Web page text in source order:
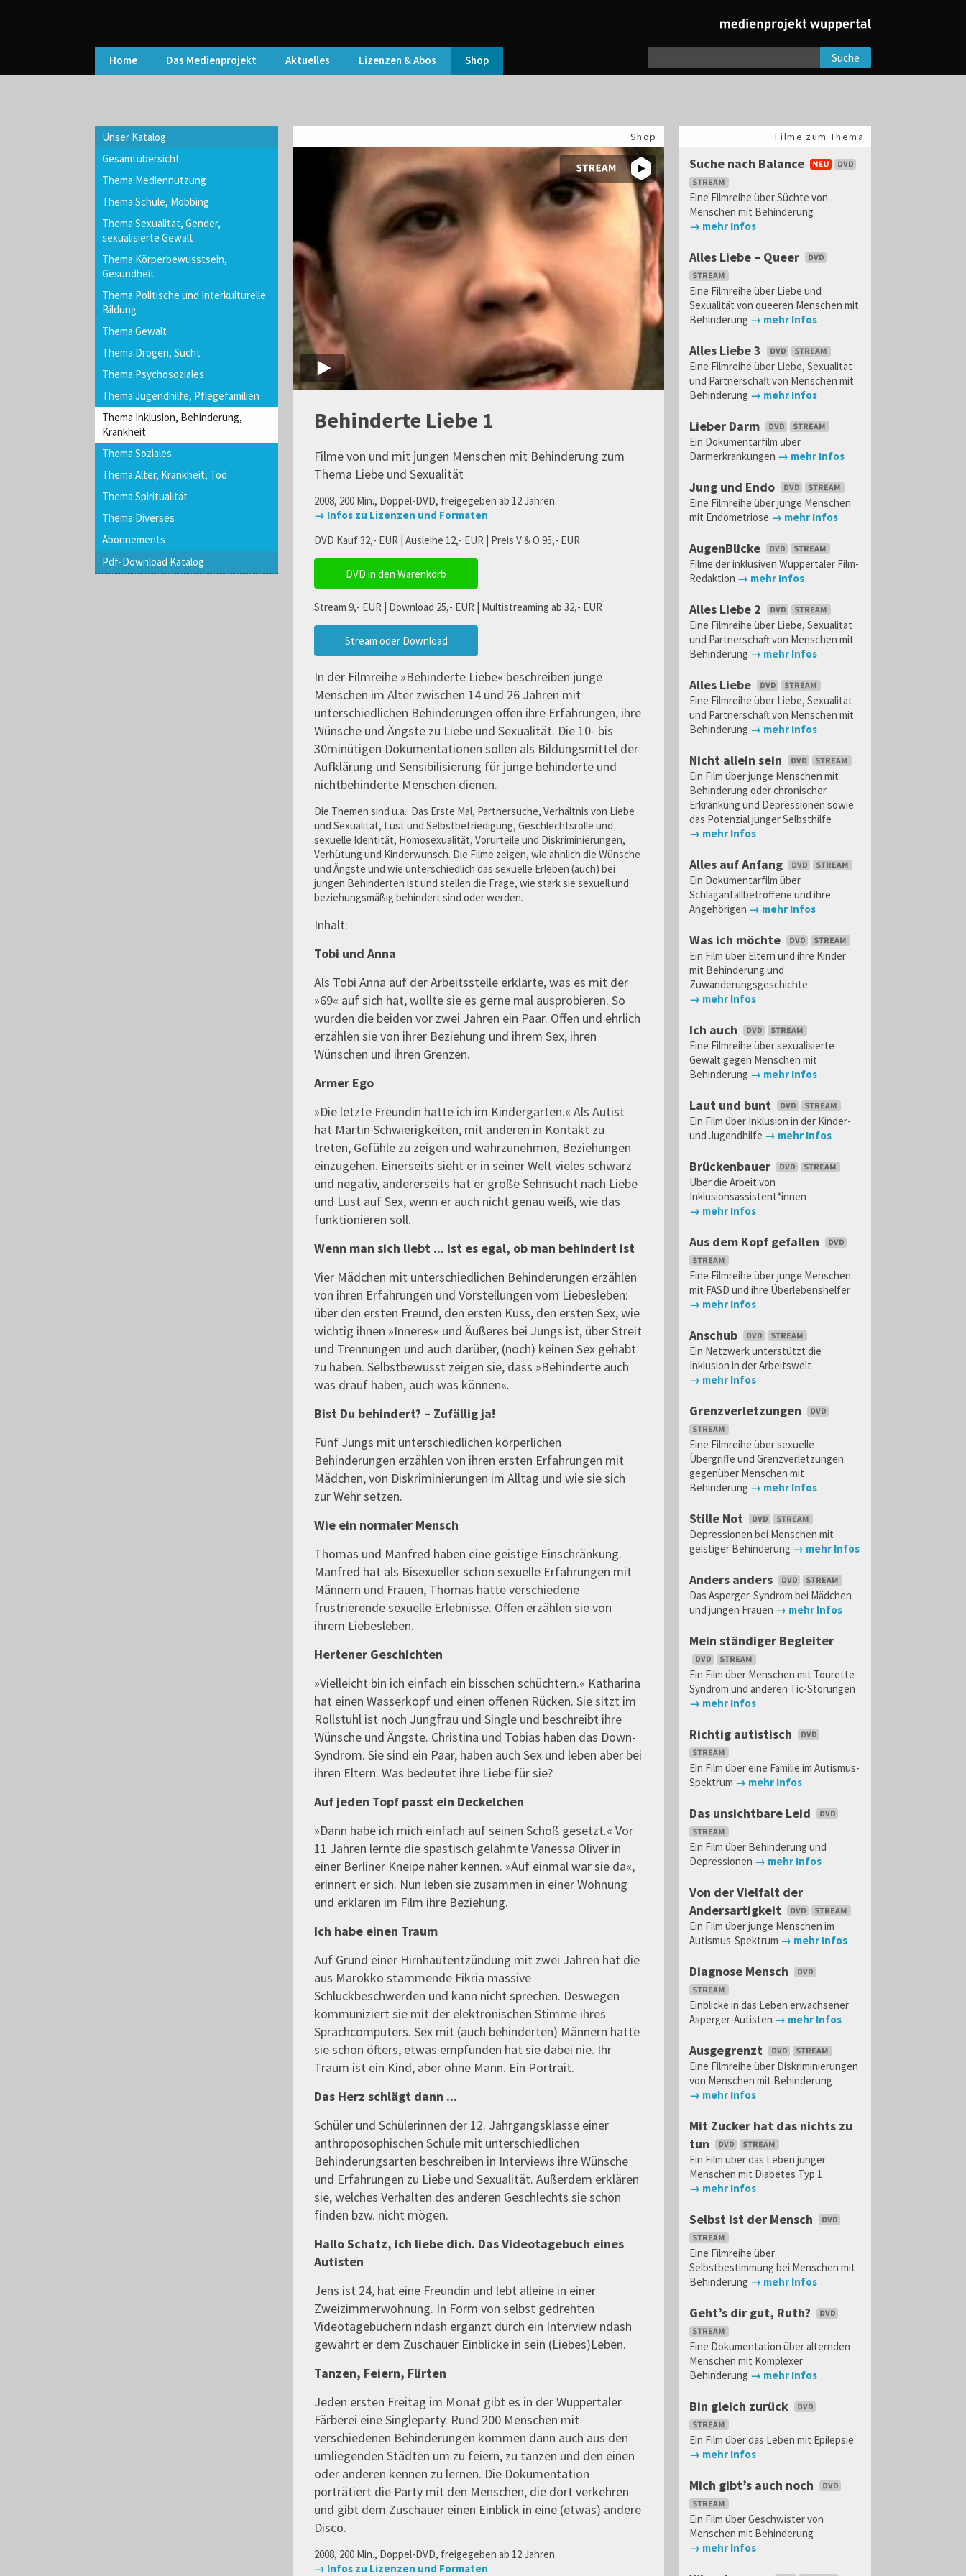
Home Das Medienprojekt Aktuelles Lizenzen & Abos Shop Suche
Shop
Behinderte Liebe 1
Filme von und mit jungen Menschen mit Behinderung zum
Thema Liebe und Sexualität
2008, 200 Min., Doppel-DVD, freigegeben ab 12 Jahren.
→ Infos zu Lizenzen und Formaten
DVD Kauf 32,- EUR | Ausleihe 12,- EUR | Preis V & Ö 95,- EUR
DVD in den Warenkorb
Stream 9,- EUR | Download 25,- EUR | Multistreaming ab 32,- EUR
Stream oder Download
In der Filmreihe »Behinderte Liebe« beschreiben junge
Menschen im Alter zwischen 14 und 26 Jahren mit
unterschiedlichen Behinderungen offen ihre Erfahrungen, ihre
Wünsche und Ängste zu Liebe und Sexualität. Die 10- bis
30minütigen Dokumentationen sollen als Bildungsmittel der
Aufklärung und Sensibilisierung für junge behinderte und
nichtbehinderte Menschen dienen.
Die Themen sind u.a.: Das Erste Mal, Partnersuche, Verhältnis von Liebe
und Sexualität, Lust und Selbstbefriedigung, Geschlechtsrolle und
sexuelle Identität, Homosexualität, Vorurteile und Diskriminierungen,
Verhütung und Kinderwunsch. Die Filme zeigen, wie ähnlich die Wünsche
und Ängste und wie unterschiedlich das sexuelle Erleben (auch) bei
jungen Behinderten ist und stellen die Frage, wie stark sie sexuell und
beziehungsmäßig behindert sind oder werden.
Inhalt:
Tobi und Anna
Als Tobi Anna auf der Arbeitsstelle erklärte, was es mit der
»69« auf sich hat, wollte sie es gerne mal ausprobieren. So
wurden die beiden vor zwei Jahren ein Paar. Offen und ehrlich
erzählen sie von ihrer Beziehung und ihrem Sex, ihren
Wünschen und ihren Grenzen.
Armer Ego
»Die letzte Freundin hatte ich im Kindergarten.« Als Autist
hat Martin Schwierigkeiten, mit anderen in Kontakt zu
treten, Gefühle zu zeigen und wahrzunehmen, Beziehungen
einzugehen. Einerseits sieht er in seiner Welt vieles schwarz
und negativ, andererseits hat er große Sehnsucht nach Liebe
und Lust auf Sex, wenn er auch nicht genau weiß, wie das
funktionieren soll.
Wenn man sich liebt ... ist es egal, ob man behindert ist
Vier Mädchen mit unterschiedlichen Behinderungen erzählen
von ihren Erfahrungen und Vorstellungen vom Liebesleben:
über den ersten Freund, den ersten Kuss, den ersten Sex, wie
wichtig ihnen »Inneres« und Äußeres bei Jungs ist, über Streit
und Trennungen und auch darüber, (noch) keinen Sex gehabt
zu haben. Selbstbewusst zeigen sie, dass »Behinderte auch
was drauf haben, auch was können«.
Bist Du behindert? – Zufällig ja!
Fünf Jungs mit unterschiedlichen körperlichen
Behinderungen erzählen von ihren ersten Erfahrungen mit
Mädchen, von Diskriminierungen im Alltag und wie sie sich
zur Wehr setzen.
Wie ein normaler Mensch
Thomas und Manfred haben eine geistige Einschränkung.
Manfred hat als Bisexueller schon sexuelle Erfahrungen mit
Männern und Frauen, Thomas hatte verschiedene
frustrierende sexuelle Erlebnisse. Offen erzählen sie von
ihrem Liebesleben.
Hertener Geschichten
»Vielleicht bin ich einfach ein bisschen schüchtern.« Katharina
hat einen Wasserkopf und einen offenen Rücken. Sie sitzt im
Rollstuhl ist noch Jungfrau und Single und beschreibt ihre
Wünsche und Ängste. Christina und Tobias haben das Down-
Syndrom. Sie sind ein Paar, haben auch Sex und leben aber bei
ihren Eltern. Was bedeutet ihre Liebe für sie?
Auf jeden Topf passt ein Deckelchen
»Dann habe ich mich einfach auf seinen Schoß gesetzt.« Vor
11 Jahren lernte die spastisch gelähmte Vanessa Oliver in
einer Berliner Kneipe näher kennen. »Auf einmal war sie da«,
erinnert er sich. Nun leben sie zusammen in einer Wohnung
und erklären im Film ihre Beziehung.
Ich habe einen Traum
Auf Grund einer Hirnhautentzündung mit zwei Jahren hat die
aus Marokko stammende Fikria massive
Schluckbeschwerden und kann nicht sprechen. Deswegen
kommuniziert sie mit der elektronischen Stimme ihres
Sprachcomputers. Sex mit (auch behinderten) Männern hatte
sie schon öfters, etwas empfunden hat sie dabei nie. Ihr
Traum ist ein Kind, aber ohne Mann. Ein Portrait.
Das Herz schlägt dann ...
Schüler und Schülerinnen der 12. Jahrgangsklasse einer
anthroposophischen Schule mit unterschiedlichen
Behinderungsarten beschreiben in Interviews ihre Wünsche
und Erfahrungen zu Liebe und Sexualität. Außerdem erklären
sie, welches Verhalten des anderen Geschlechts sie schön
finden bzw. nicht mögen.
Hallo Schatz, ich liebe dich. Das Videotagebuch eines
Autisten
Jens ist 24, hat eine Freundin und lebt alleine in einer
Zweizimmerwohnung. In Form von selbst gedrehten
Videotagebüchern ndash ergänzt durch ein Interview ndash
gewährt er dem Zuschauer Einblicke in sein (Liebes)Leben.
Tanzen, Feiern, Flirten
Jeden ersten Freitag im Monat gibt es in der Wuppertaler
Färberei eine Singleparty. Rund 200 Menschen mit
verschiedenen Behinderungen kommen dann auch aus den
umliegenden Städten um zu feiern, zu tanzen und den einen
oder anderen kennen zu lernen. Die Dokumentation
porträtiert die Party mit den Menschen, die dort verkehren
und gibt dem Zuschauer einen Einblick in eine (etwas) andere
Disco.
2008, 200 Min., Doppel-DVD, freigegeben ab 12 Jahren.
→ Infos zu Lizenzen und Formaten
Filme zum Thema
Suche nach Balance
Eine Filmreihe über Süchte von
Menschen mit Behinderung
→ mehr Infos
Alles Liebe – Queer
Eine Filmreihe über Liebe und
Sexualität von queeren Menschen mit
Behinderung → mehr Infos
Alles Liebe 3
Eine Filmreihe über Liebe, Sexualität
und Partnerschaft von Menschen mit
Behinderung → mehr Infos
Lieber Darm
Ein Dokumentarfilm über
Darmerkrankungen → mehr Infos
Jung und Endo
Eine Filmreihe über junge Menschen
mit Endometriose → mehr Infos
AugenBlicke
Filme der inklusiven Wuppertaler Film-
Redaktion → mehr Infos
Alles Liebe 2
Eine Filmreihe über Liebe, Sexualität
und Partnerschaft von Menschen mit
Behinderung → mehr Infos
Alles Liebe
Eine Filmreihe über Liebe, Sexualität
und Partnerschaft von Menschen mit
Behinderung → mehr Infos
Nicht allein sein
Ein Film über junge Menschen mit
Behinderung oder chronischer
Erkrankung und Depressionen sowie
das Potenzial junger Selbsthilfe
→ mehr Infos
Alles auf Anfang
Ein Dokumentarfilm über
Schlaganfallbetroffene und ihre
Angehörigen → mehr Infos
Was ich möchte
Ein Film über Eltern und ihre Kinder
mit Behinderung und
Zuwanderungsgeschichte
→ mehr Infos
Ich auch
Eine Filmreihe über sexualisierte
Gewalt gegen Menschen mit
Behinderung → mehr Infos
Laut und bunt
Ein Film über Inklusion in der Kinder-
und Jugendhilfe → mehr Infos
Brückenbauer
Über die Arbeit von
Inklusionsassistent*innen
→ mehr Infos
Aus dem Kopf gefallen
Eine Filmreihe über junge Menschen
mit FASD und ihre Überlebenshelfer
→ mehr Infos
Anschub
Ein Netzwerk unterstützt die
Inklusion in der Arbeitswelt
→ mehr Infos
Grenzverletzungen
Eine Filmreihe über sexuelle
Übergriffe und Grenzverletzungen
gegenüber Menschen mit
Behinderung → mehr Infos
Stille Not
Depressionen bei Menschen mit
geistiger Behinderung → mehr Infos
Anders anders
Das Asperger-Syndrom bei Mädchen
und jungen Frauen → mehr Infos
Mein ständiger Begleiter
Ein Film über Menschen mit Tourette-
Syndrom und anderen Tic-Störungen
→ mehr Infos
Richtig autistisch
Ein Film über eine Familie im Autismus-
Spektrum → mehr Infos
Das unsichtbare Leid
Ein Film über Behinderung und
Depressionen → mehr Infos
Von der Vielfalt der
Andersartigkeit
Ein Film über junge Menschen im
Autismus-Spektrum → mehr Infos
Diagnose Mensch
Einblicke in das Leben erwachsener
Asperger-Autisten → mehr Infos
Ausgegrenzt
Eine Filmreihe über Diskriminierungen
von Menschen mit Behinderung
→ mehr Infos
Mit Zucker hat das nichts zu
tun
Ein Film über das Leben junger
Menschen mit Diabetes Typ 1
→ mehr Infos
Selbst ist der Mensch
Eine Filmreihe über
Selbstbestimmung bei Menschen mit
Behinderung → mehr Infos
Geht’s dir gut, Ruth?
Eine Dokumentation über alternden
Menschen mit Komplexer
Behinderung → mehr Infos
Bin gleich zurück
Ein Film über das Leben mit Epilepsie
→ mehr Infos
Mich gibt’s auch noch
Ein Film über Geschwister von
Menschen mit Behinderung
→ mehr Infos
Unser Katalog
Gesamtübersicht
Thema Mediennutzung
Thema Schule, Mobbing
Thema Sexualität, Gender,
sexualisierte Gewalt
Thema Körperbewusstsein,
Gesundheit
Thema Politische und Interkulturelle
Bildung
Thema Gewalt
Thema Drogen, Sucht
Thema Psychosoziales
Thema Jugendhilfe, Pflegefamilien
Thema Inklusion, Behinderung,
Krankheit
Thema Soziales
Thema Alter, Krankheit, Tod
Thema Spiritualität
Thema Diverses
Abonnements
Pdf-Download Katalog